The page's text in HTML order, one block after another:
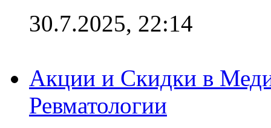
30.7.2025, 22:14
Акции и Скидки в
Ревматологии